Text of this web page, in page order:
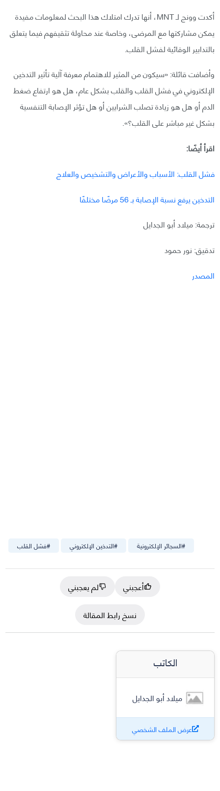
أكدت وونج لـ MNT، أنها تدرك امتلاك هذا البحث لمعلومات مفيدة
يمكن مشاركتها مع المرضى، وخاصة عند محاولة تثقيفهم فيما يتعلق
بالتدابير الوقائية لفشل القلب.
وأضافت قائلة: «سيكون من المثير للاهتمام معرفة آلية تأثير التدخين
الإلكتروني في فشل القلب والقلب بشكل عام، هل هو ارتفاع ضغط
الدم أو هل هو زيادة تصلب الشرايين أو هل تؤثر الإصابة التنفسية
بشكل غير مباشر على القلب؟».
اقرأ أيضًا:
فشل القلب: الأسباب والأعراض والتشخيص والعلاج
التدخين يرفع نسبة الإصابة بـ 56 مرضًا مختلفًا
ترجمة: ميلاد أبو الجدايل
تدقيق: نور حمود
المصدر
#فشل القلب #التدخين الإلكتروني #السجائر الإلكترونية
أعجبني
لم يعجبني
نسخ رابط المقالة
الكاتب
ميلاد أبو الجدايل
عرض الملف الشخصي